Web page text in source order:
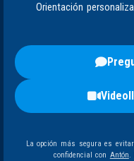
Orientación
La opción más segura es
confidencial con Antón.